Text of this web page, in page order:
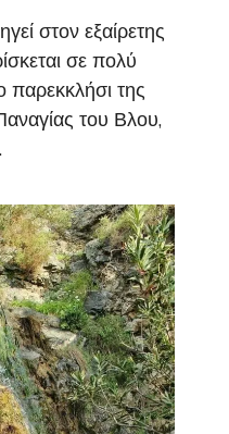
στον εξαίρετης
σε πολύ
παρεκκλήσι της
του Βλου,